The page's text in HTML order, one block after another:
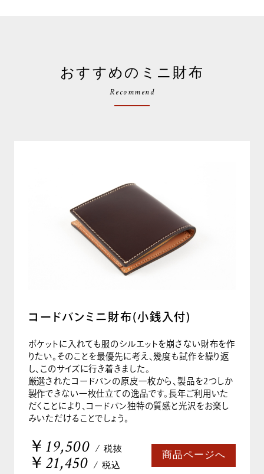
おすすめのミニ財布
Recommend
コードバンミニ財布(小銭入付)
ポケットに入れても服のシルエットを崩さない財布を作
りたい。そのことを最優先に考え、幾度も試作を繰り返
し、このサイズに行き着きました。
厳選されたコードバンの原皮一枚から、製品を2つしか
製作できない一枚仕立ての逸品です。長年ご利用いた
だくことにより、コードバン独特の質感と光沢をお楽し
みいただけることでしょう。
￥19,500 / 税抜
￥21,450 / 税込
商品ページへ